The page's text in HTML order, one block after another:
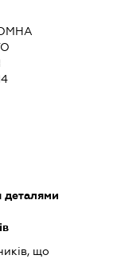
деталями
що